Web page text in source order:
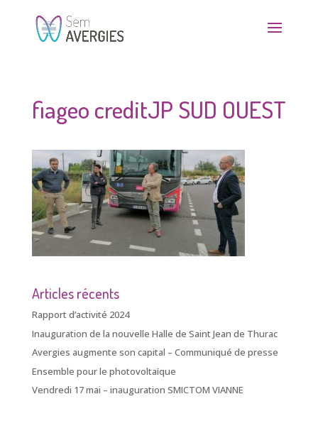
fiageo creditJP SUD OUEST
Articles récents
Rapport d’activité 2024
Inauguration de la nouvelle Halle de Saint Jean de Thurac
Avergies augmente son capital – Communiqué de presse
Ensemble pour le photovoltaïque
Vendredi 17 mai – inauguration SMICTOM VIANNE